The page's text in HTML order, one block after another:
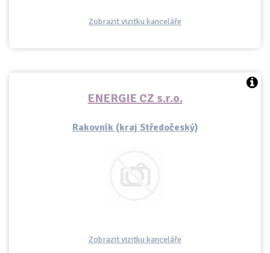
Zobrazit vizitku kanceláře
ENERGIE CZ s.r.o.
Rakovník (kraj Středočeský)
Zobrazit vizitku kanceláře